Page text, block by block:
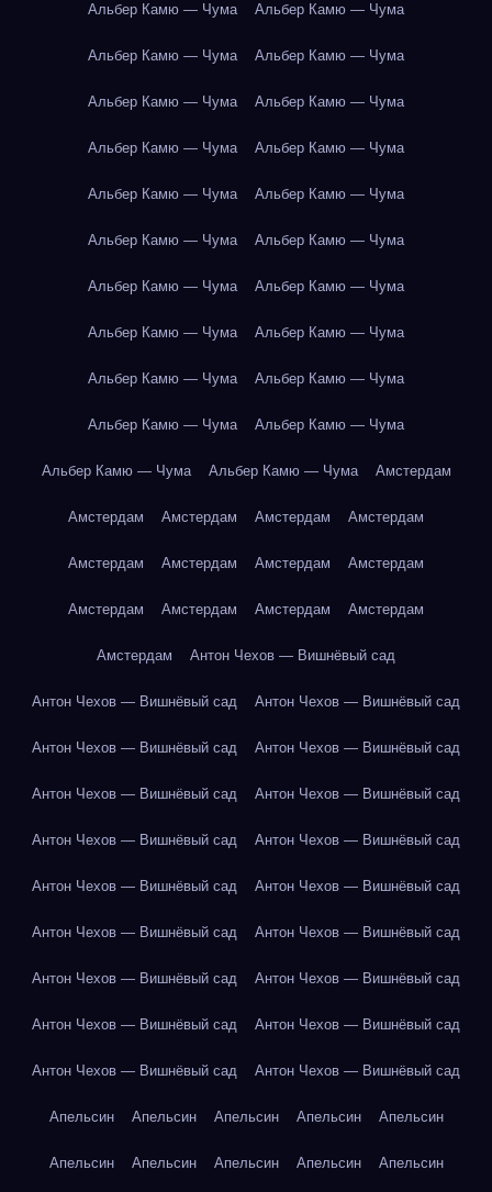
Альбер Камю — Чума Альбер Камю — Чума
Альбер Камю — Чума Альбер Камю — Чума
Альбер Камю — Чума Альбер Камю — Чума
Альбер Камю — Чума Альбер Камю — Чума
Альбер Камю — Чума Альбер Камю — Чума
Альбер Камю — Чума Альбер Камю — Чума
Альбер Камю — Чума Альбер Камю — Чума
Альбер Камю — Чума Альбер Камю — Чума
Альбер Камю — Чума Альбер Камю — Чума
Альбер Камю — Чума Альбер Камю — Чума
Альбер Камю — Чума Альбер Камю — Чума Амстердам
Амстердам Амстердам Амстердам Амстердам
Амстердам Амстердам Амстердам Амстердам
Амстердам Амстердам Амстердам Амстердам
Амстердам Антон Чехов — Вишнёвый сад
Антон Чехов — Вишнёвый сад Антон Чехов — Вишнёвый сад
Антон Чехов — Вишнёвый сад Антон Чехов — Вишнёвый сад
Антон Чехов — Вишнёвый сад Антон Чехов — Вишнёвый сад
Антон Чехов — Вишнёвый сад Антон Чехов — Вишнёвый сад
Антон Чехов — Вишнёвый сад Антон Чехов — Вишнёвый сад
Антон Чехов — Вишнёвый сад Антон Чехов — Вишнёвый сад
Антон Чехов — Вишнёвый сад Антон Чехов — Вишнёвый сад
Антон Чехов — Вишнёвый сад Антон Чехов — Вишнёвый сад
Антон Чехов — Вишнёвый сад Антон Чехов — Вишнёвый сад
Апельсин Апельсин Апельсин Апельсин Апельсин
Апельсин Апельсин Апельсин Апельсин Апельсин